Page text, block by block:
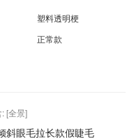
塑料透明梗
正常款
[全景]
斜眼毛拉长款假睫毛